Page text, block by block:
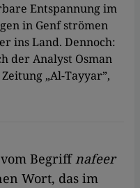
Entspannung im
in Genf strömen
ins Land. Dennoch:
der Analyst Osman
„Al-Tayyar”,
Begriffnafeer
Wort, das im